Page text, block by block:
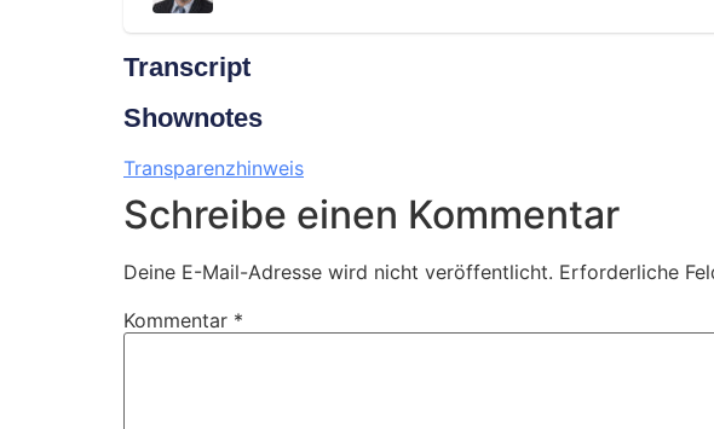
Transcript
Shownotes
Transparenzhinweis
Schreibe einen Kommentar
Deine E-Mail-Adresse wird nicht veröffentlicht. Erforderliche
Kommentar *